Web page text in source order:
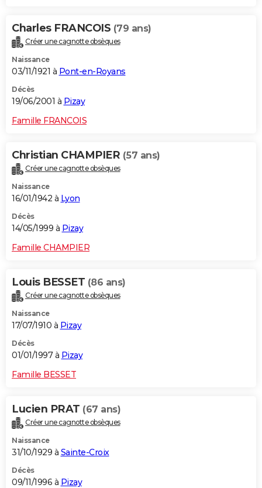
Charles FRANCOIS (79 ans)
Créer une cagnotte obsèques
Naissance
03/11/1921 à Pont-en-Royans
Décès
19/06/2001 à Pizay
Famille FRANCOIS
Christian CHAMPIER (57 ans)
Créer une cagnotte obsèques
Naissance
16/01/1942 à Lyon
Décès
14/05/1999 à Pizay
Famille CHAMPIER
Louis BESSET (86 ans)
Créer une cagnotte obsèques
Naissance
17/07/1910 à Pizay
Décès
01/01/1997 à Pizay
Famille BESSET
Lucien PRAT (67 ans)
Créer une cagnotte obsèques
Naissance
31/10/1929 à Sainte-Croix
Décès
09/11/1996 à Pizay